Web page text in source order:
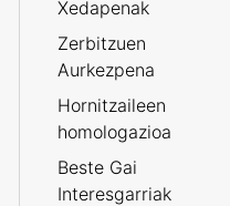
Xedapenak
Zerbitzuen
Aurkezpena
Hornitzaileen
homologazioa
Beste Gai
Interesgarriak